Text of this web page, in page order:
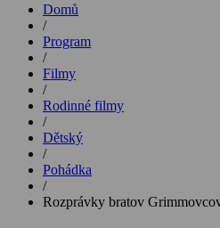
Domů
/
Program
/
Filmy
/
Rodinné filmy
/
Dětský
/
Pohádka
/
Rozprávky bratov